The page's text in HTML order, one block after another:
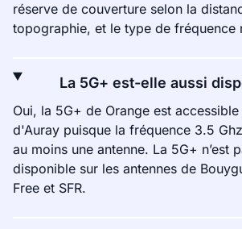
réserve de couverture selon la
topographie, et le type de fréquence
La 5G+ est-elle aussi
Oui, la 5G+ de Orange est
d'Auray puisque la fréquence 3.5
au moins une antenne. La 5G+ n’est
disponible sur les antennes de
Free et SFR.